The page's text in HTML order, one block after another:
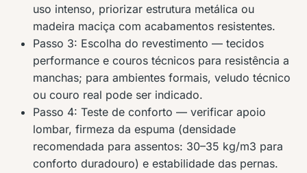
uso intenso, priorizar estrutura metálica ou
madeira maciça com acabamentos resistentes.
Passo 3: Escolha do revestimento — tecidos
performance e couros técnicos para resistência a
manchas; para ambientes formais, veludo técnico
ou couro real pode ser indicado.
Passo 4: Teste de conforto — verificar apoio
lombar, firmeza da espuma (densidade
recomendada para assentos: 30–35 kg/m3 para
conforto duradouro) e estabilidade das pernas.